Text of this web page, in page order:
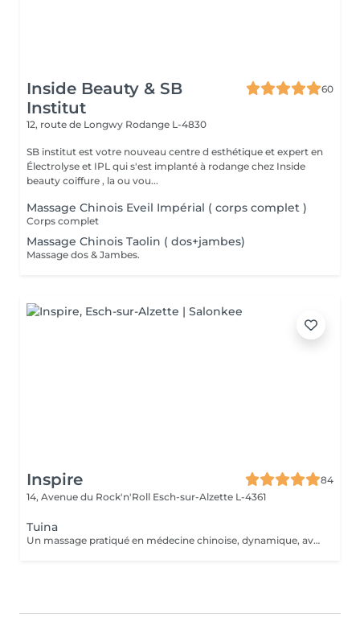
Inside Beauty & SB
Institut
60
12, route de Longwy Rodange L-4830
SB institut est votre nouveau centre d esthétique et expert en
Électrolyse et IPL qui s'est implanté à rodange chez Inside
beauty coiffure , la ou vou...
Massage Chinois Eveil Impérial ( corps complet )
Corps complet
Massage Chinois Taolin ( dos+jambes)
Massage dos & Jambes.
Inspire
84
14, Avenue du Rock'n'Roll Esch-sur-Alzette L-4361
Tuina
Un massage pratiqué en médecine chinoise, dynamique, avec des manuvres visant à libérer les blocages énergétiques. Il fait circuler le Chi dans le corps et l'esprit pour atteindre un état de profonde relaxation.